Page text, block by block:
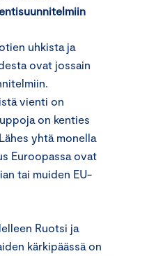
uhkista ja
ovat jossain
vienti on
on kenties
yhtä monella
Euroopassa ovat
tai muiden EU-
Ruotsi ja
kärkipäässä on